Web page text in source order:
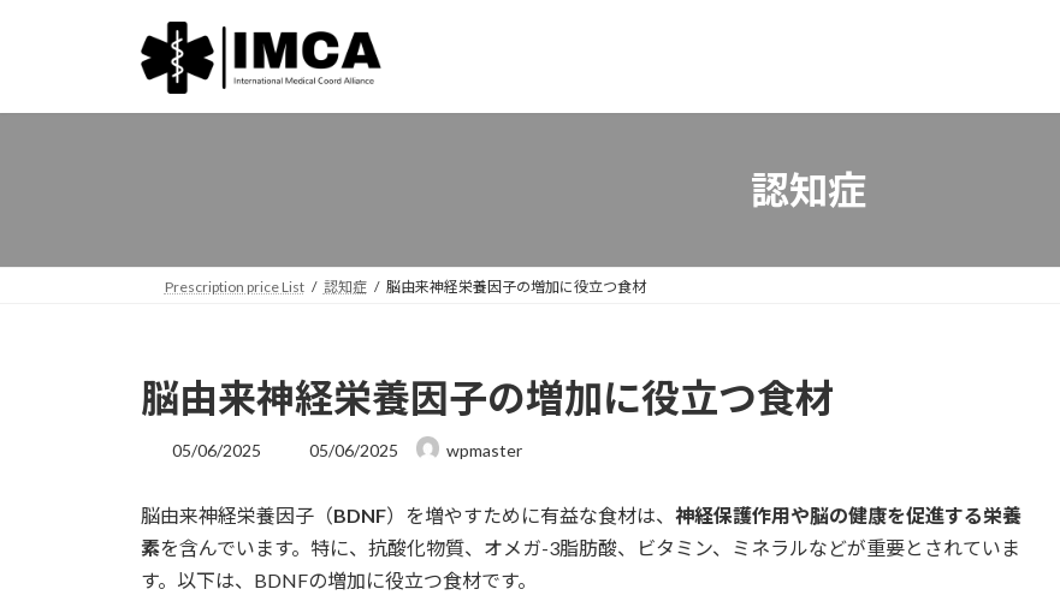
プ
動
認知症
Prescription price List 認知症 脳由来神経栄養因子の増加に役立つ食材
脳由来神経栄養因子の増加に役立つ食材
05/06/2025
最
新
日
:
05/06/2025 wpmaster
脳由来神経栄養因子（BDNF）を増やすために有益な食材は、 神経保護作用や脳の健康を促進する栄養
素を含んでいます。特に、抗酸化物質、オメガ-3脂肪酸、ビタミン、ミネラルなどが重要とされていま
す。以下は、BDNFの増加に役立つ食材です。